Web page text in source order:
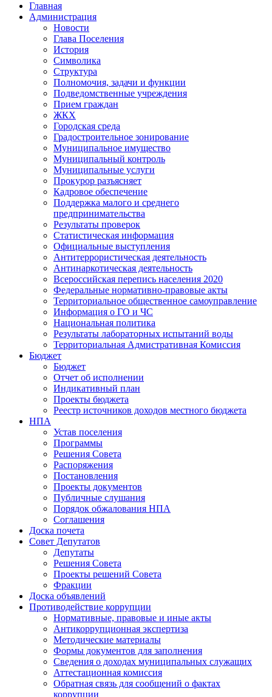
Главная
Администрация
Новости
Глава Поселения
История
Символика
Структура
Полномочия, задачи и функции
Подведомственные учреждения
Прием граждан
ЖКХ
Городская среда
Градостроительное зонирование
Муниципальное имущество
Муниципальный контроль
Муниципальные услуги
Прокурор разъясняет
Кадровое обеспечение
Поддержка малого и среднего
предпринимательства
Результаты проверок
Статистическая информация
Официальные выступления
Антитеррористическая деятельность
Антинаркотическая деятельность
Всероссийская перепись населения 2020
Федеральные нормативно-правовые акты
Территориальное общественное самоуправление
Информация о ГО и ЧС
Национальная политика
Результаты лабораторных испытаний воды
Территориальная Адмистративная Комиссия
Бюджет
Бюджет
Отчет об исполнении
Индикативный план
Проекты бюджета
Реестр источников доходов местного бюджета
НПА
Устав поселения
Программы
Решения Совета
Распоряжения
Постановления
Проекты документов
Публичные слушания
Порядок обжалования НПА
Соглашения
Доска почета
Совет Депутатов
Депутаты
Решения Совета
Проекты решений Совета
Фракции
Доска объявлений
Противодействие коррупции
Нормативные, правовые и иные акты
Антикоррупционная экспертиза
Методические материалы
Формы документов для заполнения
Сведения о доходах муниципальных служащих
Аттестационная комиссия
Обратная связь для сообщений о фактах
коррупции